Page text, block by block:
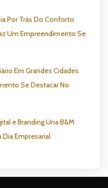
Por Trás Do Conforto
Um Empreendimento Se
Em Grandes Cidades
Se Destacar No
e Branding Una B&M
Dia Empresarial